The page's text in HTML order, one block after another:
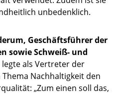
unbedenklich.
Geschäftsführer der
sowie Schweiß- und
legte als Vertreter der
Nachhaltigkeit den
„Zum einen soll das,